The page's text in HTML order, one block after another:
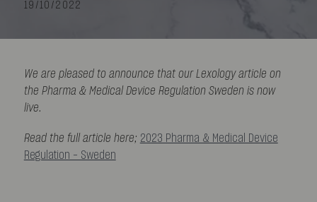
19/10/2022
We are pleased to announce that our Lexology article on
the Pharma & Medical Device Regulation Sweden is now
live.
Read the full article here; 2023 Pharma & Medical Device
Regulation - Sweden